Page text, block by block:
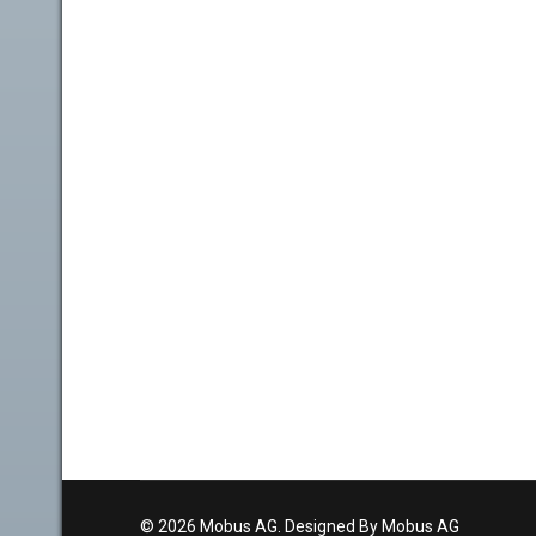
© 2026 Mobus AG. Designed By Mobus AG